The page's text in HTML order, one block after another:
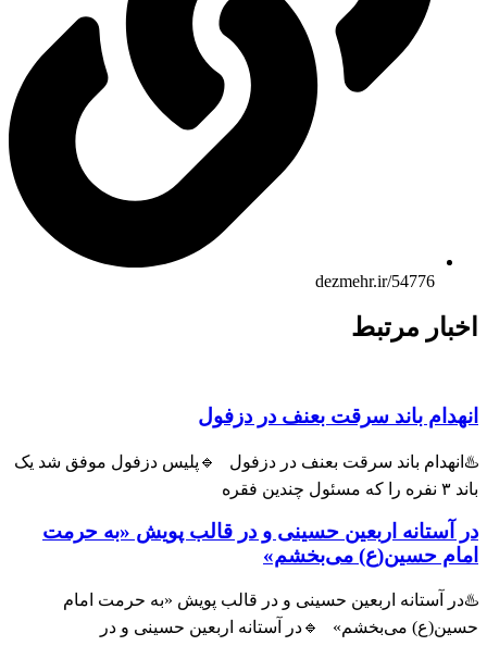
dezmehr.ir/54776
مرتبط
باند سرقت بعنف در دزفول
باند سرقت بعنف در دزفول 🔹پلیس دزفول موفق شد یک
فقره
آستانه اربعین حسینی و در قالب پویش «به حرمت
حسین(ع) می‌بخشم»
آستانه اربعین حسینی و در قالب پویش «به حرمت امام
می‌بخشم» 🔹در آستانه اربعین حسینی و در